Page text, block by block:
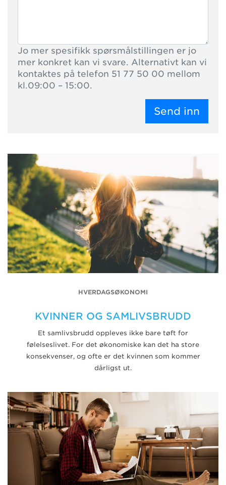
Jo mer spesifikk spørsmålstillingen er jo
mer konkret kan vi svare. Alternativt kan vi
kontaktes på telefon 51 77 50 00 mellom
kl.09:00 – 15:00.
Send inn
HVERDAGSØKONOMI
KVINNER OG SAMLIVSBRUDD
Et samlivsbrudd oppleves ikke bare tøft for
følelseslivet. For det økonomiske kan det ha store
konsekvenser, og ofte er det kvinnen som kommer
dårligst ut.